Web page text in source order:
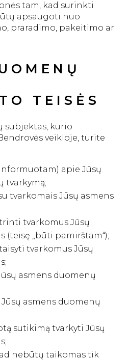
tam, kad surinkti
apsaugoti nuo
praradimo, pakeitimo ar
TEISĖS
subjektas, kurio
veikloje, turite
apie Jūsų
tvarkymą;
tvarkomais Jūsų asmens
tvarkomus Jūsų
(teisę „būti pamirštam“);
tvarkomus Jūsų
asmens duomenų
asmens duomenų
sutikimą tvarkyti Jūsų
nebūtų taikomas tik